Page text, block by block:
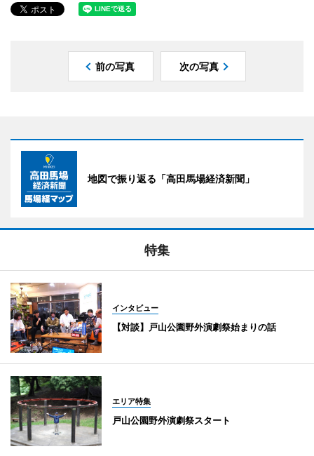
前の写真 次の写真
地図で振り返る「高田馬場経済新聞」
特集
インタビュー
【対談】戸山公園野外演劇祭始まりの話
エリア特集
戸山公園野外演劇祭スタート